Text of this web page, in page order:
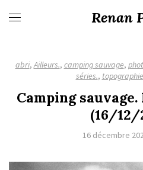
Renan
abri,Ailleurs., camping sauvage,
séries., topographie
Camping
(16/12/
16 décembre